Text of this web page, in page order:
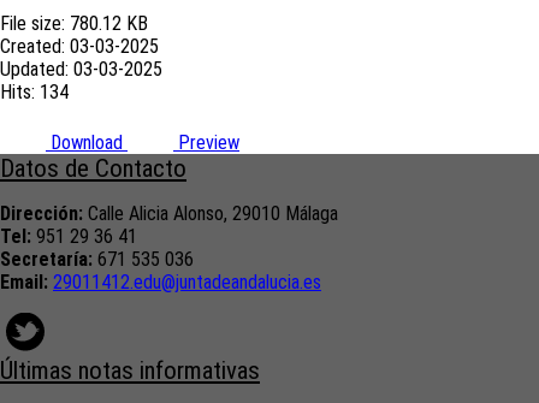
File size: 780.12 KB
Created: 03-03-2025
Updated: 03-03-2025
Hits: 134
Download Preview
Datos de Contacto
Dirección: Calle Alicia Alonso, 29010 Málaga
Tel: 951 29 36 41
Secretaría: 671 535 036
Email: 29011412.edu@juntadeandalucia.es
Últimas notas informativas